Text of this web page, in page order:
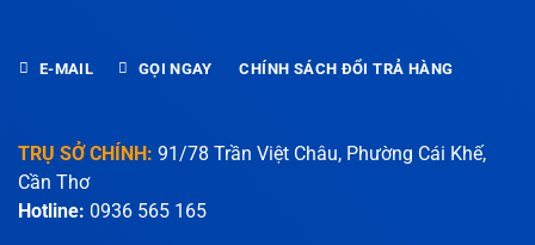
TRỤ SỞ CHÍNH: 91/78 Trần Việt Châu, Phường Cái Khế,
Cần Thơ
Hotline: 0936 565 165
E-MAIL GỌI NGAY CHÍNH SÁCH ĐỔI TRẢ HÀNG